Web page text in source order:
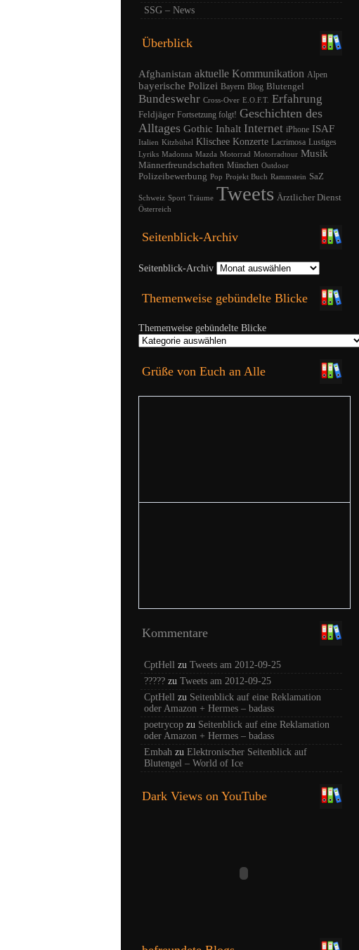
SSG – News
Überblick
Afghanistan aktuelle Kommunikation Alpen
bayerische Polizei Bayern Blog Blutengel
Bundeswehr Cross-Over E.O.F.T. Erfahrung
Feldjäger Fortsetzung folgt! Geschichten des
Alltages Gothic Inhalt Internet iPhone ISAF
Italien Kitzbühel Klischee Konzerte Lacrimosa Lustiges
Lyriks Madonna Mazda Motorrad Motorradtour Musik
Männerfreundschaften München Outdoor
Polizeibewerbung Pop Projekt Buch Rammstein SaZ
Schweiz Sport Träume Tweets Ärztlicher Dienst
Österreich
Seitenblick-Archiv
Seitenblick-Archiv
Themenweise gebündelte Blicke
Themenweise gebündelte Blicke
Grüße von Euch an Alle
Kommentare
CptHell zu Tweets am 2012-09-25
????? zu Tweets am 2012-09-25
CptHell zu Seitenblick auf eine Reklamation
oder Amazon + Hermes – badass
poetrycop zu Seitenblick auf eine Reklamation
oder Amazon + Hermes – badass
Embah zu Elektronischer Seitenblick auf
Blutengel – World of Ice
Dark Views on YouTube